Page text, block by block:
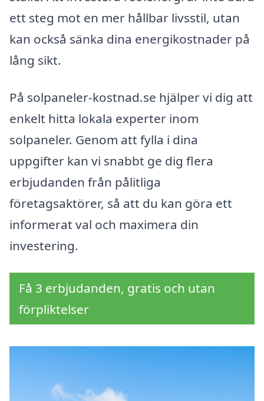
ett steg mot en mer hållbar livsstil, utan
kan också sänka dina energikostnader på
lång sikt.
På solpaneler-kostnad.se hjälper vi dig att
enkelt hitta lokala experter inom
solpaneler. Genom att fylla i dina
uppgifter kan vi snabbt ge dig flera
erbjudanden från pålitliga
företagsaktörer, så att du kan göra ett
informerat val och maximera din
investering.
Få 3 erbjudanden, gratis och utan
förpliktelser